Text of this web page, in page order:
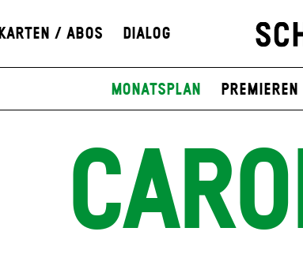
Karten / Abos Dialog
Monatsplan Premieren